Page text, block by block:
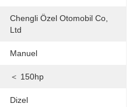
Chengli Özel Otomobil Co,
Ltd
Manuel
＜ 150hp
Dizel